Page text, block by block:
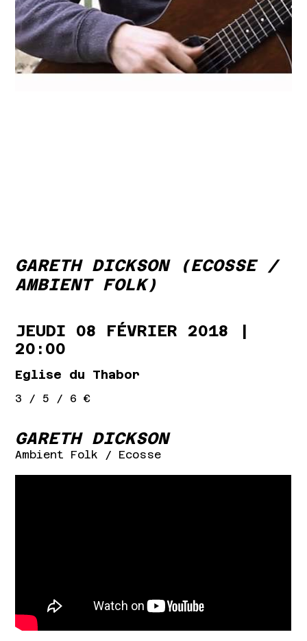
GARETH DICKSON (ECOSSE /
AMBIENT FOLK)
JEUDI 08 FÉVRIER 2018 |
20:00
Eglise du Thabor
3 / 5 / 6 €
GARETH DICKSON
Ambient Folk / Ecosse